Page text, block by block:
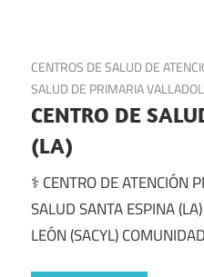
24 de julio de 2025
CENTROS DE SALUD DE
SALUD DE PRIMARIA
CENTRO DE
(LA)
⚕️ CENTRO DE ATENCIÓN
SALUD SANTA ESPINA
LEÓN (SACYL)